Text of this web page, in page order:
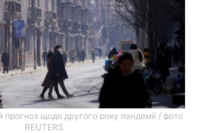
щодо другого року пандемії / фото
REUTERS